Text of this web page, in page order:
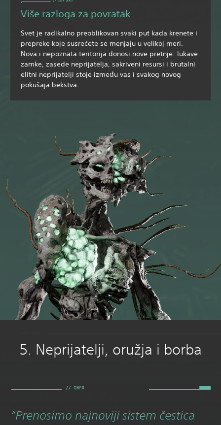
Više razloga za povratak
Svet je radikalno preoblikovan svaki put kada krenete i
prepreke koje susrećete se menjaju u velikoj meri.
Nova i nepoznata teritorija donosi nove pretnje: lukave
zamke, zasede neprijatelja, sakriveni resursi i brutalni
elitni neprijatelji stoje između vas i svakog novog
pokušaja bekstva.
5. Neprijatelji, oružja i borba
“Prenosimo najnoviji sistem čestica